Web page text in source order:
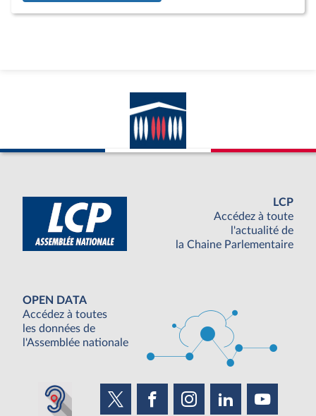
LCP
Accédez à toute
l'actualité de
la Chaine Parlementaire
OPEN DATA
Accédez à toutes
les données de
l'Assemblée nationale